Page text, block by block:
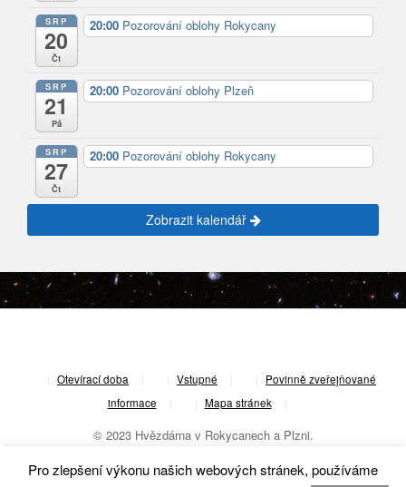
SRP
20
Čt
20:00 Pozorování oblohy Rokycany
SRP
21
Pá
20:00 Pozorování oblohy Plzeň
SRP
27
Čt
20:00 Pozorování oblohy Rokycany
Zobrazit kalendář
Otevírací doba Vstupné
Povinně zveřejňované
informace
Mapa stránek
© 2023 Hvězdárna v Rokycanech a Plzni.
Pro zlepšení výkonu našich webových stránek, používáme